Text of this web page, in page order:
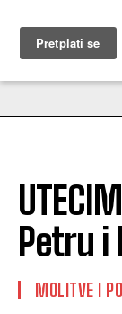
Petru i
MOLITVE I